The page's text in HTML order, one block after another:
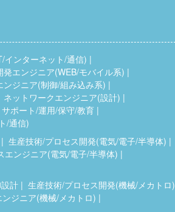
インターネット/通信)
発エンジニア(WEB/モバイル系)
ジニア(制御/組み込み系)
ネットワークエンジニア(設計)
サポート/運用/保守/教育
/通信)
生産技術/プロセス開発(電気/電子/半導体)
エンジニア(電気/電子/半導体)
計
生産技術/プロセス開発(機械/メカトロ)
ジニア(機械/メカトロ)